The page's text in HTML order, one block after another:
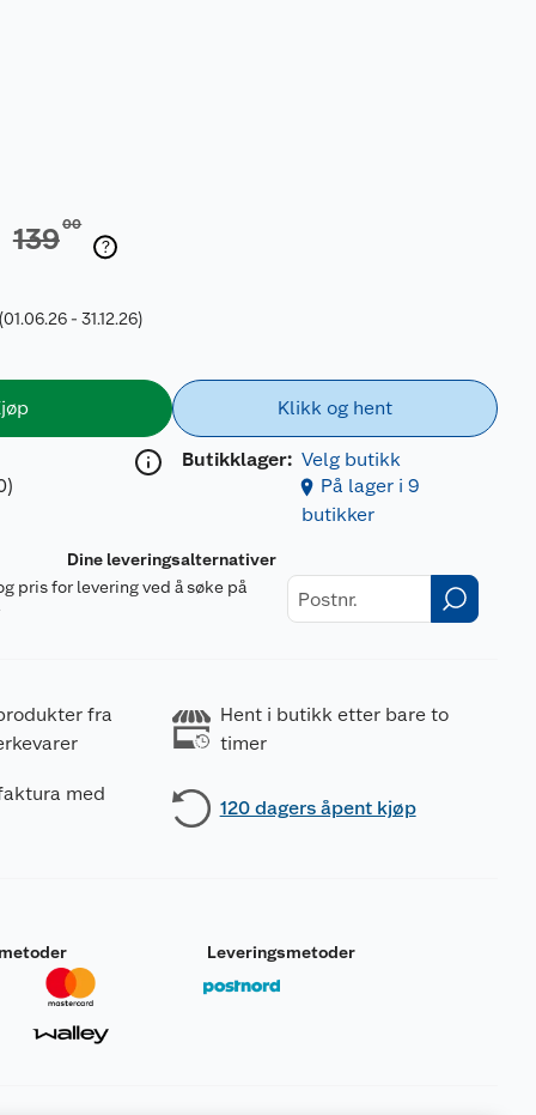
13900
(01.06.26 - 31.12.26)
Klikk og hent
Butikklager: Velg butikk
På lager i 9
butikker
Dine leveringsalternativer
pris for levering ved å søke på
fra
Hent i butikk etter bare to
timer
med
120 dagers åpent kjøp
Leveringsmetoder